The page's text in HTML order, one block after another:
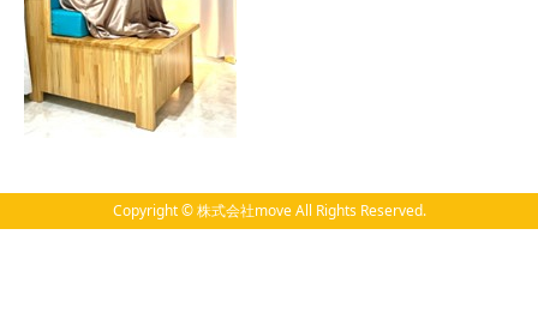
Copyright © 株式会社move All Rights Reserved.